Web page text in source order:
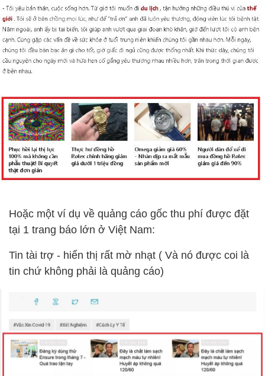
Hoặc một ví dụ về quảng cáo gốc thu phí được đặt
tại 1 trang báo lớn ở Việt Nam:
Tin tài trợ - hiển thị rất mờ nhạt ( Và nó được coi là
tin chứ không phải là quảng cáo)